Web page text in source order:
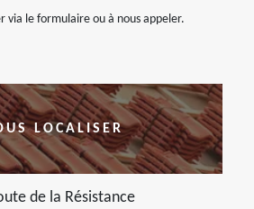
via le formulaire ou à nous appeler.
LOCALISER
de la Résistance